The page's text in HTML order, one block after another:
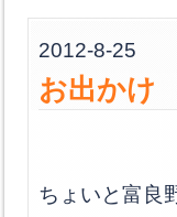
2012-8-25
お出かけ
ちょいと富良